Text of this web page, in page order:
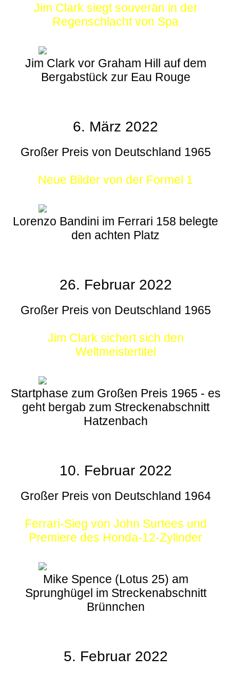
Jim Clark siegt souverän in der
Regenschlacht von Spa
Jim Clark vor Graham Hill auf dem
Bergabstück zur Eau Rouge
6. März 2022
Großer Preis von Deutschland 1965
Neue Bilder von der Formel 1
Lorenzo Bandini im Ferrari 158 belegte
den achten Platz
26. Februar 2022
Großer Preis von Deutschland 1965
Jim Clark sichert sich den
Weltmeistertitel
Startphase zum Großen Preis 1965 - es
geht bergab zum Streckenabschnitt
Hatzenbach
10. Februar 2022
Großer Preis von Deutschland 1964
Ferrari-Sieg von John Surtees und
Premiere des Honda-12-Zylinder
Mike Spence (Lotus 25) am
Sprunghügel im Streckenabschnitt
Brünnchen
5. Februar 2022